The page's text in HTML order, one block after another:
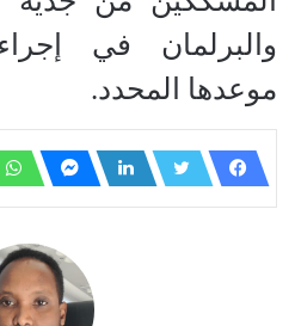
والبرلمان في
موعدها المحدد.